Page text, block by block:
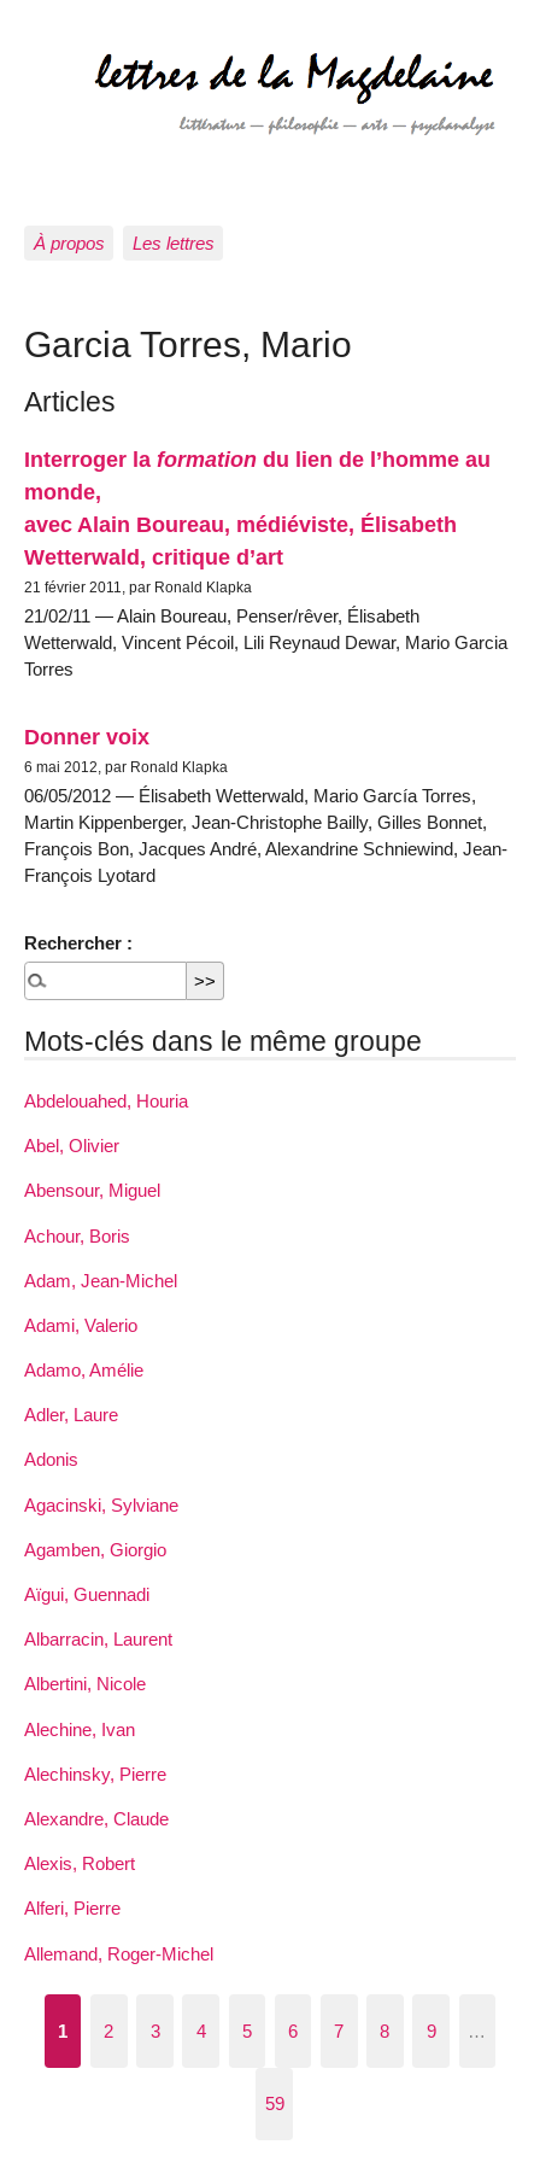
À propos Les lettres
Garcia Torres, Mario
Articles
Interroger la formation du lien de l’homme au
monde,
avec Alain Boureau, médiéviste, Élisabeth
Wetterwald, critique d’art
21 février 2011, par Ronald Klapka
21/02/11 — Alain Boureau, Penser/rêver, Élisabeth
Wetterwald, Vincent Pécoil, Lili Reynaud Dewar, Mario Garcia
Torres
Donner voix
6 mai 2012, par Ronald Klapka
06/05/2012 — Élisabeth Wetterwald, Mario García Torres,
Martin Kippenberger, Jean-Christophe Bailly, Gilles Bonnet,
François Bon, Jacques André, Alexandrine Schniewind, Jean-
François Lyotard
Rechercher :
Mots-clés dans le même groupe
Abdelouahed, Houria
Abel, Olivier
Abensour, Miguel
Achour, Boris
Adam, Jean-Michel
Adami, Valerio
Adamo, Amélie
Adler, Laure
Adonis
Agacinski, Sylviane
Agamben, Giorgio
Aïgui, Guennadi
Albarracin, Laurent
Albertini, Nicole
Alechine, Ivan
Alechinsky, Pierre
Alexandre, Claude
Alexis, Robert
Alferi, Pierre
Allemand, Roger-Michel
1 2 3 4 5 6 7 8 9 …
59